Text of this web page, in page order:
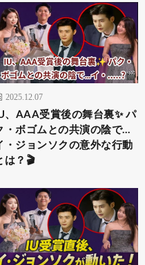
2025.12.07
、AAA受賞後の舞台裏✨ パ
・ボゴムとの共演の陰で…
・ジョンソクの意外な行動
は？🎬